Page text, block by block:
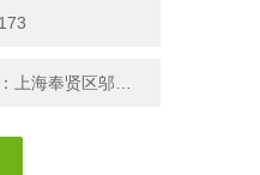
仪、电脑控制拉力机